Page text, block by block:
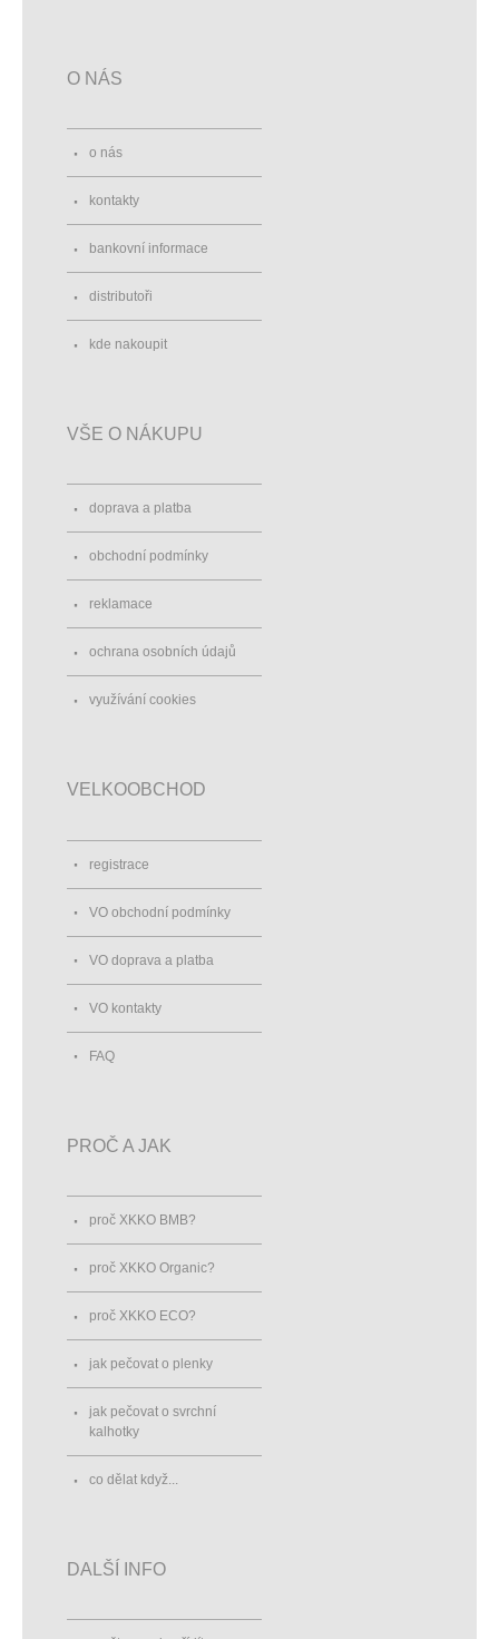
O NÁS
o nás
kontakty
bankovní informace
distributoři
kde nakoupit
VŠE O NÁKUPU
doprava a platba
obchodní podmínky
reklamace
ochrana osobních údajů
využívání cookies
VELKOOBCHOD
registrace
VO obchodní podmínky
VO doprava a platba
VO kontakty
FAQ
PROČ A JAK
proč XKKO BMB?
proč XKKO Organic?
proč XKKO ECO?
jak pečovat o plenky
jak pečovat o svrchní
kalhotky
co dělat když...
DALŠÍ INFO